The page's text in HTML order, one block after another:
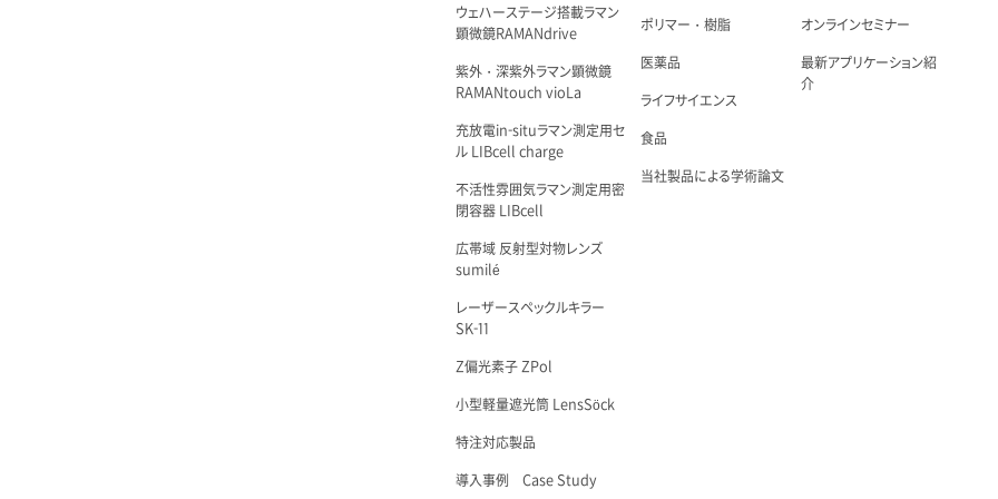
ウェハーステージ搭載ラマン
顕微鏡RAMANdrive
紫外・深紫外ラマン顕微鏡
RAMANtouch vioLa
充放電in-situラマン測定用セ
ル LIBcell charge
不活性雰囲気ラマン測定用密
閉容器 LIBcell
広帯域 反射型対物レンズ
sumilé
レーザースペックルキラー
SK-11
Z偏光素子 ZPol
小型軽量遮光筒 LensSöck
特注対応製品
導入事例 Case Study
ポリマー・樹脂
医薬品
ライフサイエンス
食品
当社製品による学術論文
オンラインセミナー
最新アプリケーション紹
介